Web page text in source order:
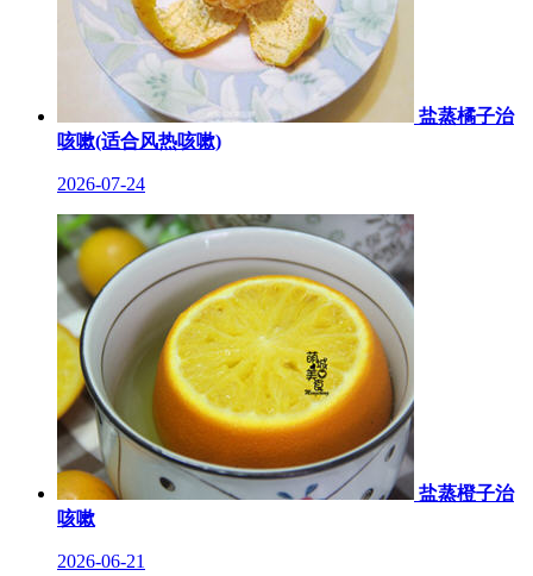
盐蒸橘子治
咳嗽(适合风热咳嗽)
2026-07-24
盐蒸橙子治
咳嗽
2026-06-21